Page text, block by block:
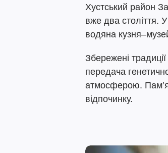
Хустський район
вже два століття.
водяна
Збережені
передача
атмосферою.
відпочинку.